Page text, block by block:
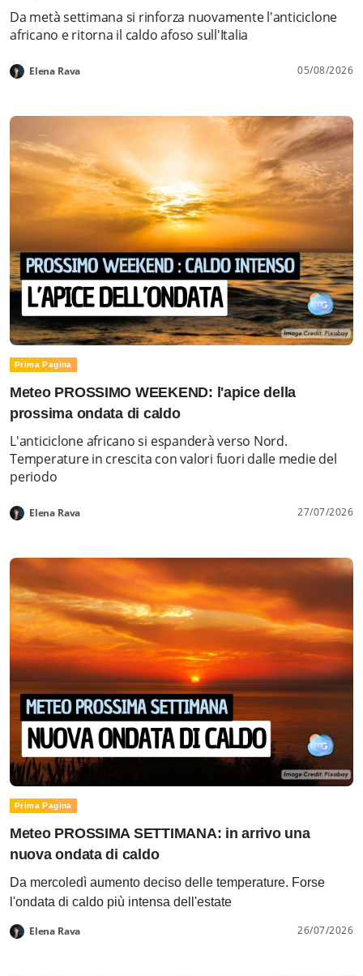
Da metà settimana si rinforza nuovamente l'anticiclone
africano e ritorna il caldo afoso sull'Italia
Elena Rava 05/08/2026
Prima Pagina
Meteo PROSSIMO WEEKEND: l'apice della
prossima ondata di caldo
L'anticiclone africano si espanderà verso Nord.
Temperature in crescita con valori fuori dalle medie del
periodo
Elena Rava 27/07/2026
Prima Pagina
Meteo PROSSIMA SETTIMANA: in arrivo una
nuova ondata di caldo
Da mercoledì aumento deciso delle temperature. Forse
l'ondata di caldo più intensa dell'estate
Elena Rava 26/07/2026